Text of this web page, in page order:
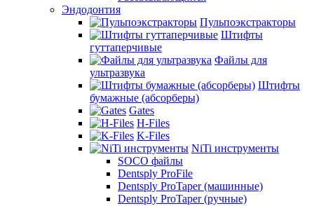
Эндодонтия
Пульпоэкстракторы
Штифты
гуттаперчивые
Файлы для
ультразвука
Штифты
бумажные (абсорберы)
Gates
H-Files
K-Files
NiTi инструменты
SOCO файлы
Dentsply ProFile
Dentsply ProTaper (машинные)
Dentsply ProTaper (ручные)